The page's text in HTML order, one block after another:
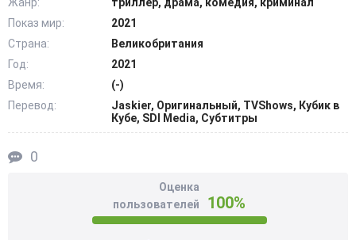
когда они выйдут на волю. Но какая судьба ждёт их
впереди? @Filmix.fan
Показ мир:
2021
Страна:
Великобритания
Год:
2021
Время:
(-)
Перевод:
Jaskier, Оригинальный, TVShows, Кубик в
Кубе, SDI Media, Субтитры
0
Оценка
пользователей
100%